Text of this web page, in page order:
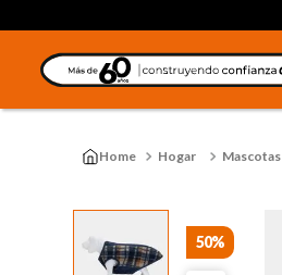
Hogar Mascotas
50%